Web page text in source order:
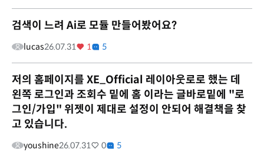
검색이 느려 Ai로 모듈 만들어봤어요?
lucas26.07.31 1 5
저의 홈페이지를 XE_Official 레이아웃로로 했는 데
왼쪽 로그인과 조회수 밑에 홈 이라는 글바로밑에 "로
그인/가입" 위젯이 제대로 설정이 안되어 해결책을 찾
고 있습니다.
youshine26.07.31 0 5